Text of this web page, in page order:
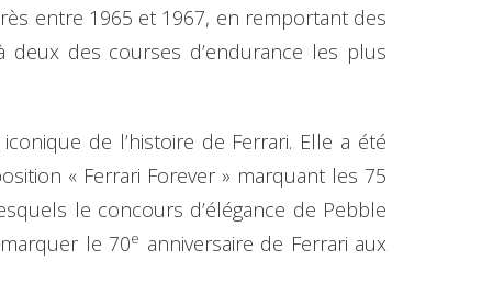
entre 1965 et 1967, en remportant des
des courses d’endurance les plus
de l’histoire de Ferrari. Elle a été
« Ferrari Forever » marquant les 75
le concours d’élégance de Pebble
le 70e anniversaire de Ferrari aux